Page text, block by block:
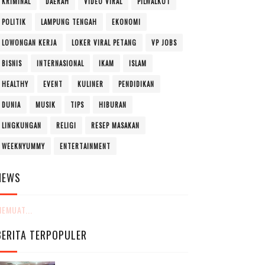
POLITIK LAMPUNG TENGAH EKONOMI
LOWONGAN KERJA LOKER VIRAL PETANG VP JOBS
BISNIS INTERNASIONAL IKAM ISLAM
HEALTHY EVENT KULINER PENDIDIKAN
DUNIA MUSIK TIPS HIBURAN
LINGKUNGAN RELIGI RESEP MASAKAN
WEEKNYUMMY ENTERTAINMENT
TERPOPULER